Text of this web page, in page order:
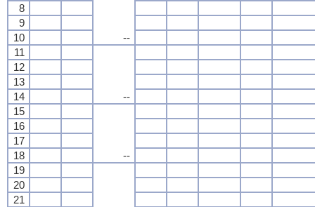
--
8
9
10
11
--
12
13
14
15
--
16
17
18
19
20
21